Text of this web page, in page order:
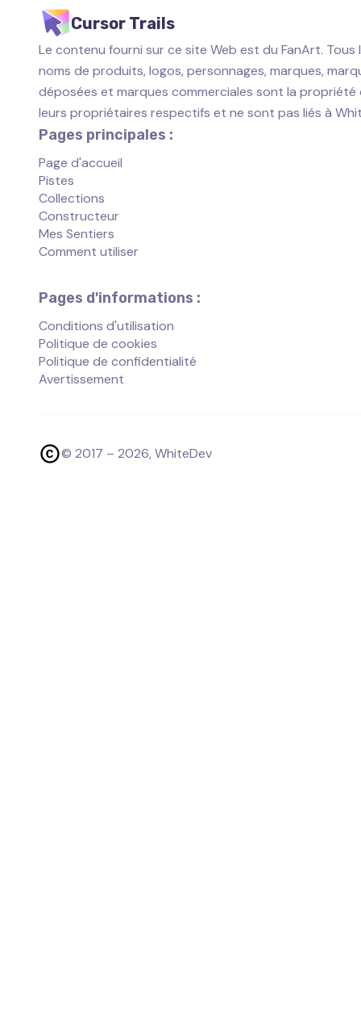
Cursor Trails
Le contenu fourni sur ce site Web est du FanArt. Tous
noms de produits, logos, personnages, marques,
déposées et marques commerciales sont la propriété
leurs propriétaires respectifs et ne sont pas liés à
Pages principales :
Page d'accueil
Pistes
Collections
Constructeur
Mes Sentiers
Comment utiliser
Pages d'informations :
Conditions d'utilisation
Politique de cookies
Politique de confidentialité
Avertissement
© 2017 – 2026, WhiteDev